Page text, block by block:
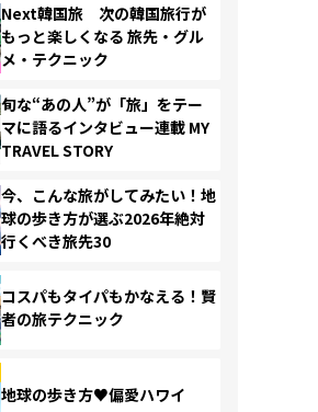
Next韓国旅 次の韓国旅行が
もっと楽しくなる 旅先・グル
メ・テクニック
旬な“あの人”が「旅」をテー
マに語るインタビュー連載 MY
TRAVEL STORY
今、こんな旅がしてみたい！地
球の歩き方が選ぶ2026年絶対
行くべき旅先30
コスパもタイパもかなえる！賢
者の旅テクニック
地球の歩き方♥偏愛ハワイ